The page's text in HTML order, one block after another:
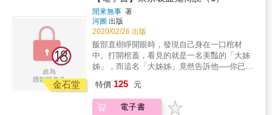
金石堂
閒來無事 著
河圖 出版
2020/02/26 出版
飯部直樹睜開眼時，發現自己身在一口棺材
中。打開棺蓋，看見的就是一名美豔的「大姊
姊」，而這名「大姊姊」竟然告訴他──你已經
「主宰」，也就是美豔的大姊姊——莉棲理世
還晃著一對極品豪乳誘惑著他！
特價 125 元
電子書